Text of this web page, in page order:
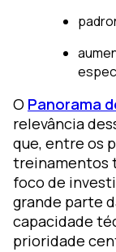
O Panorama
relevância
que, entre os
treinamentos
foco de
grande parte
capacidade
prioridade